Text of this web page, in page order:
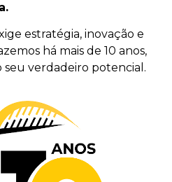
estratégia, inovação e
há mais de 10 anos,
verdadeiro potencial.